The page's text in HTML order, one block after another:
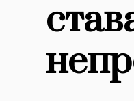
Дизайн
Книги 1188
30+ 1970